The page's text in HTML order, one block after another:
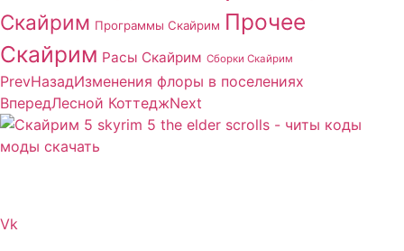
Скайрим Программы Скайрим Прочее
Скайрим Расы Скайрим Сборки Скайрим
PrevНазадИзменения флоры в поселениях
ВпередЛесной КоттеджNext
Vk